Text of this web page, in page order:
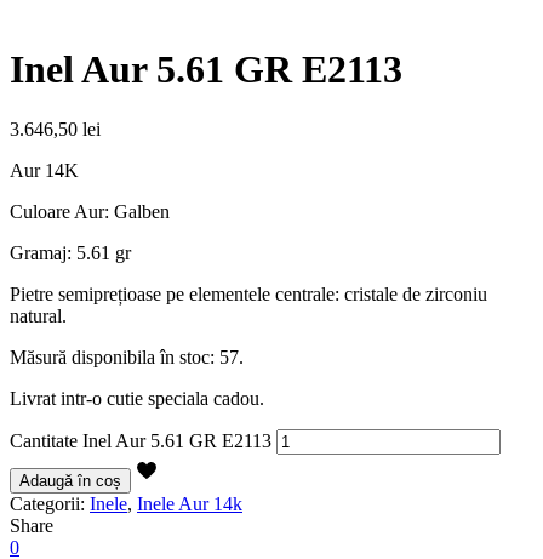
Inel Aur 5.61 GR E2113
3.646,50 lei
Aur 14K
Culoare Aur: Galben
Gramaj: 5.61 gr
Pietre semiprețioase pe elementele centrale: cristale de zirconiu
natural.
Măsură disponibila în stoc: 57.
Livrat intr-o cutie speciala cadou.
Cantitate Inel Aur 5.61 GR E2113
Adaugă în coș
Categorii: Inele, Inele Aur 14k
Share
0